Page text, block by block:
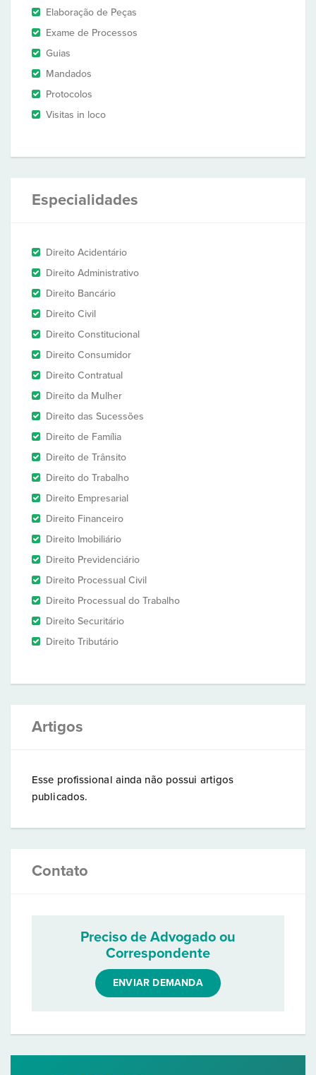
Elaboração de Peças
Exame de Processos
Guias
Mandados
Protocolos
Visitas in loco
Especialidades
Direito Acidentário
Direito Administrativo
Direito Bancário
Direito Civil
Direito Constitucional
Direito Consumidor
Direito Contratual
Direito da Mulher
Direito das Sucessões
Direito de Família
Direito de Trânsito
Direito do Trabalho
Direito Empresarial
Direito Financeiro
Direito Imobiliário
Direito Previdenciário
Direito Processual Civil
Direito Processual do Trabalho
Direito Securitário
Direito Tributário
Artigos
Esse profissional ainda não possui artigos
publicados.
Contato
Preciso de Advogado ou
Correspondente
ENVIAR DEMANDA